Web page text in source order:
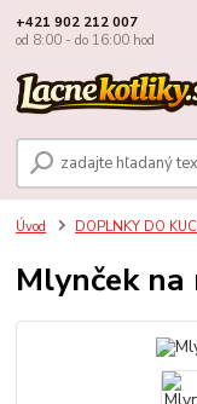
+421 902 212 007
od 8:00 - do 16:00 hod
Úvod DOPLNKY DO
Mlynček na